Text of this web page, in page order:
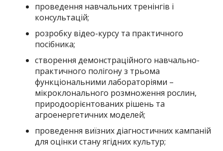
проведення навчальних тренінгів і
консультацій;
розробку відео-курсу та практичного
посібника;
створення демонстраційного навчально-
практичного полігону з трьома
функціональними лабораторіями –
мікроклонального розмноження рослин,
природоорієнтованих рішень та
агроенергетичних моделей;
проведення виїзних діагностичних кампаній
для оцінки стану ягідних культур;